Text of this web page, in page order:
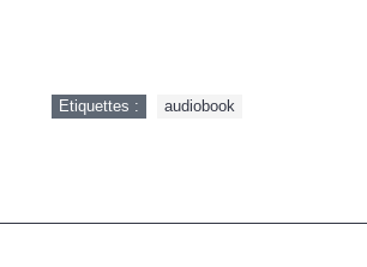
Etiquettes : audiobook